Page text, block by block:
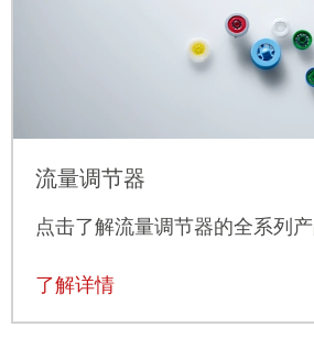
流量调节器
点击了解流量调节器的全系列产
了解详情